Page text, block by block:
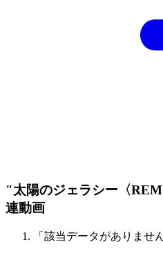
"太陽のジェラシー〈
連動画
「該当データがありません